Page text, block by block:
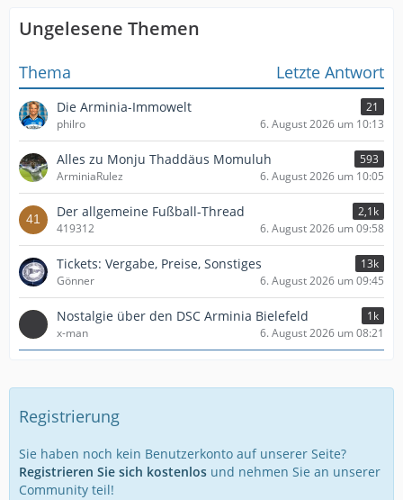
Ungelesene Themen
Thema Letzte Antwort
Die Arminia-Immowelt
21
philro
6. August 2026 um 10:13
Alles zu Monju Thaddäus Momuluh
593
ArminiaRulez
6. August 2026 um 10:05
Der allgemeine Fußball-Thread
2,1k
419312
6. August 2026 um 09:58
Tickets: Vergabe, Preise, Sonstiges
13k
Gönner
6. August 2026 um 09:45
Nostalgie über den DSC Arminia Bielefeld
1k
x-man
6. August 2026 um 08:21
Registrierung
Sie haben noch kein Benutzerkonto auf unserer Seite?
Registrieren Sie sich kostenlos und nehmen Sie an unserer
Community teil!